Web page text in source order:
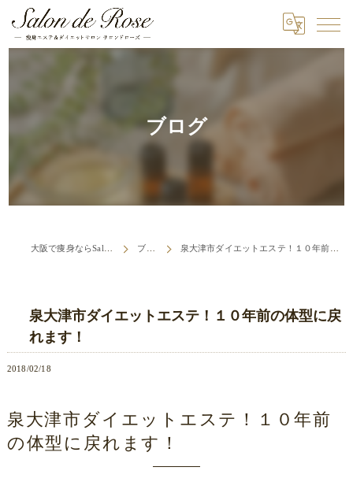
ブログ
ブログ 泉大津市ダイエットエステ！１０年前の体型に戻れます！
泉大津市ダイエットエステ！１０年前の体型に戻
れます！
2018/02/18
泉大津市ダイエットエステ！１０年前
の体型に戻れます！